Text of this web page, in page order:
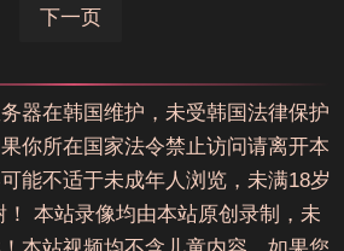
下一页
务器在韩国维护，未受韩国法律保护
你所在国家法令禁止访问请离开本
能不适于未成年人浏览，未满18岁
本站录像均由本站原创录制，未